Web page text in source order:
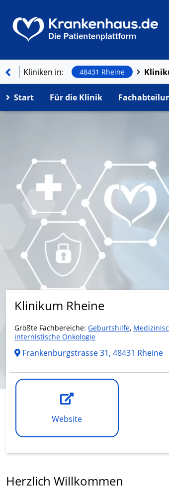
Kliniken in: 48431 Rheine
Start Für die Klinik
Klinikum Rheine
Größte Fachbereiche: Geburtshilfe,
internistische Onkologie
Frankenburgstrasse 31, 48431 Rheine
Website
Herzlich Willkommen